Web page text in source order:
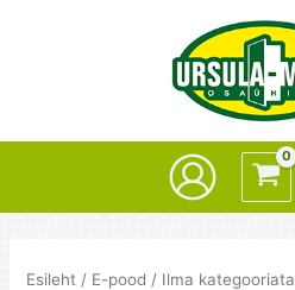
Esileht / E-pood / Ilma kategooriata